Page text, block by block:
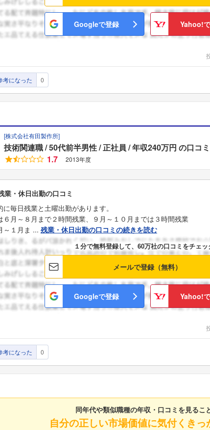
Googleで登録 Yahoo!
考になった 0
[株式会社有田製作所]
技術関連職 50代前半男性 正社員 年収240万円 の口コミ
1.7
2013年度
業・休日出勤の口コミ
に毎日残業と土曜出勤があります。
６月～８月まで２時間残業、９月～１０月までは３時間残業
～１月ま ... 残業・休日出勤の口コミの続きを読む
１分で無料登録して、60万社の口コミをチェッ
メールで登録（無料）
Googleで登録 Yahoo!
考になった 0
同年代や類似職種の年収・口コミを見るこ
自分の正しい市場価値に気付くきっ